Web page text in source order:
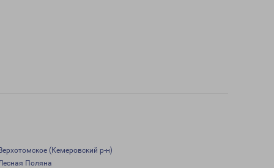
(Кемеровский р-н)
Поляна